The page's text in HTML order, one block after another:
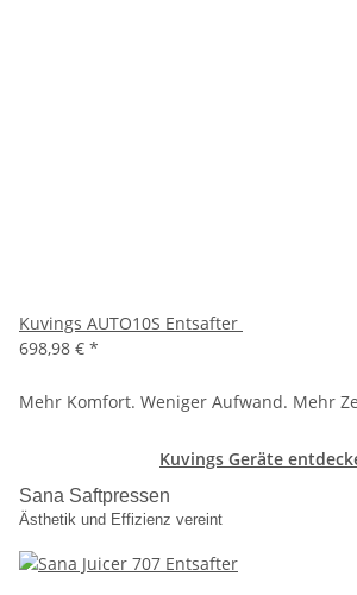
Kuvings AUTO10S Entsafter
698,98 € *
Mehr Komfort. Weniger Aufwand. Mehr
Kuvings Geräte
Sana Saftpressen
Ästhetik und Effizienz vereint